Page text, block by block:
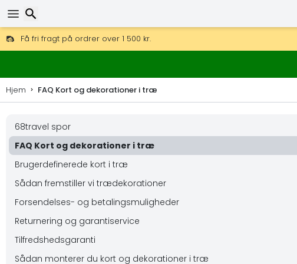
Få fri fragt på ordrer over 1 500 kr.
DHL Express fra dag til dag er også tilgængelig.
Hjem FAQ Kort og dekorationer i træ
68travel spor
FAQ Kort og dekorationer i træ
Brugerdefinerede kort i træ
Sådan fremstiller vi trædekorationer
Forsendelses- og betalingsmuligheder
Returnering og garantiservice
Tilfredshedsgaranti
Sådan monterer du kort og dekorationer i træ